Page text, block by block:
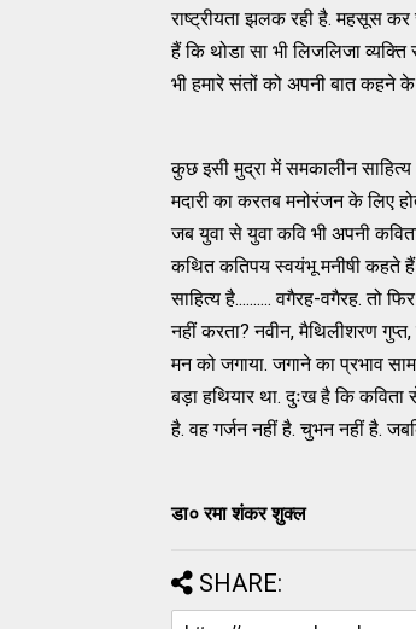
राष्ट्रीयता झलक रही है. महसूस कर
हैं कि थोडा सा भी लिजलिजा
भी हमारे संतों को अपनी बात कहने
कुछ इसी मुद्रा में समकालीन साहित्य
मदारी का करतब मनोरंजन के लिए
जब युवा से युवा कवि भी अपनी
कथित कतिपय स्वयंभू मनीषी कहते हैं
साहित्य है.......... वगैरह-वगैरह. तो
नहीं करता? नवीन, मैथिलीशरण
मन को जगाया. जगाने का प्रभाव
बड़ा हथियार था. दुःख है कि
है. वह गर्जन नहीं है. चुभन नहीं है.
डा० रमा शंकर शुक्ल
SHARE: